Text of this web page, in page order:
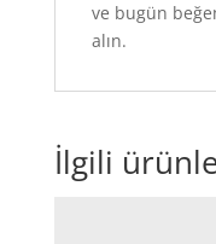
ve bugün
alın.
İlgili